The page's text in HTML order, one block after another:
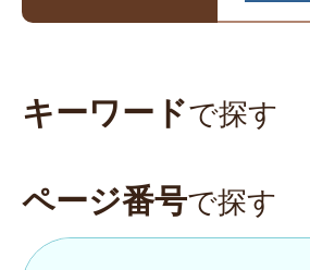
キーワードで探す
ページ番号で探す